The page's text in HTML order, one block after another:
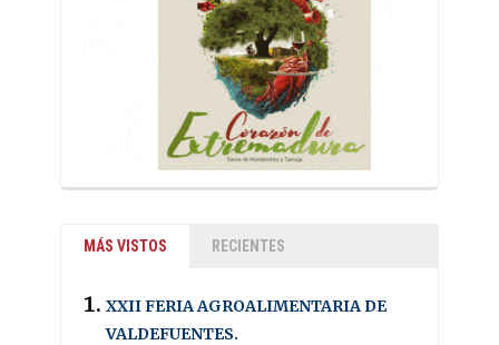
MÁS VISTOS RECIENTES
XXII FERIA AGROALIMENTARIA DE
VALDEFUENTES.